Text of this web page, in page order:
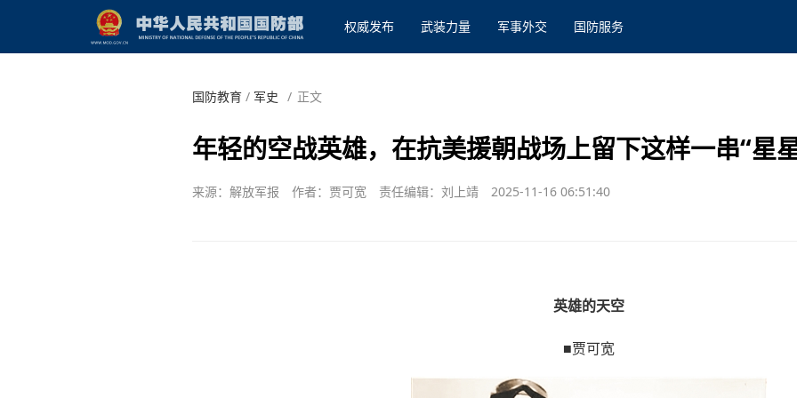
权威发布 武装力量 军事外交 国防服务
国防教育/ 军史 / 正文
年轻的空战英雄，在抗美援朝战场上留下这样一串“星
来源：解放军报 作者：贾可宽 责任编辑：刘上靖 2025-11-16 06:51:40
‍英雄的天空
■贾可宽